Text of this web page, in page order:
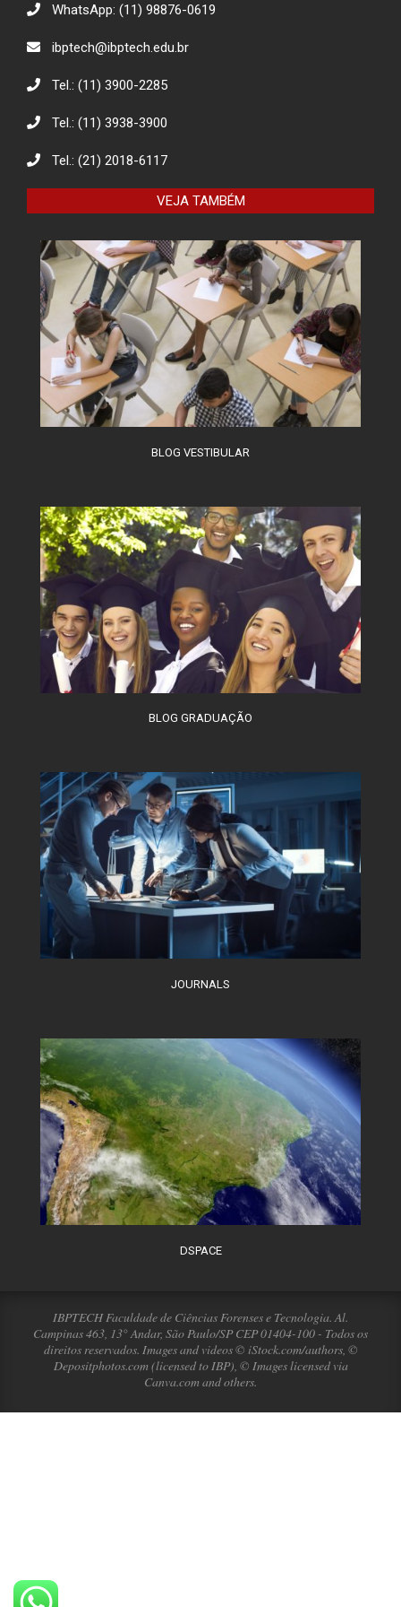
Descarte Sustentável de Pilhas e
Baterias
Eco Eletrônicos: Promovendo a
Responsável
O combate à desinformação na
WhatsApp: (11) 98876-0619
ibptech@ibptech.edu.br
Tel.: (11) 3900-2285
Tel.: (11) 3938-3900
Tel.: (21) 2018-6117
VEJA TAMBÉM
BLOG VESTIBULAR
BLOG GRADUAÇÃO
JOURNALS
DSPACE
IBPTECH Faculdade de Ciências Forenses e Tecnologia. Al.
Campinas 463, 13° Andar, São Paulo/SP CEP 01404-100 - Todos os
direitos reservados. Images and videos © iStock.com/authors, ©
Depositphotos.com (licensed to IBP), © Images licensed via
Canva.com and others.